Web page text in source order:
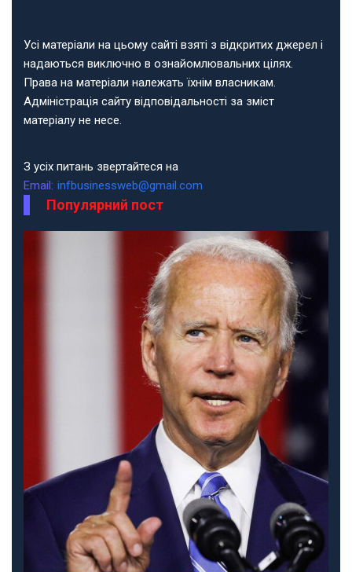
Усі матеріали на цьому сайті взяті з відкритих джерел і
надаються виключно в ознайомлювальних цілях.
Права на матеріали належать їхнім власникам.
Адміністрація сайту відповідальності за зміст
матеріалу не несе.
З усіх питань звертайтеся на
Email: infbusinessweb@gmail.com
Популярний пост